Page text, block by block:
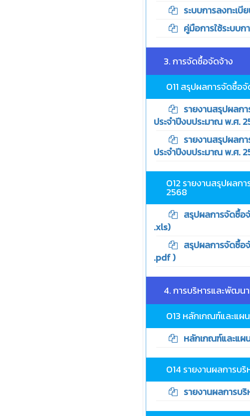
ระบบการลงทะเบี
คู่มือการใช้ระบบก
3. การจัดซื้อจัดจ้าง
O11 สรุปผลการจัดซื้อ
รายงานสรุปผลกา
ประจำปีงบประมาณ พ.ศ.
รายงานสรุปผลกา
ประจำปีงบประมาณ พ.ศ.
O12 รายงานสรุปผล
2568
สรุปผลการจัดซื้อจั
.xls)
สรุปผลการจัดซื้อจั
.pdf )
4. การบริหารและพัฒน
O13 หลักเกณฑ์และแ
หลักเกณฑ์และแผน
O14 รายงานผลการ
รายงานผลการบริ